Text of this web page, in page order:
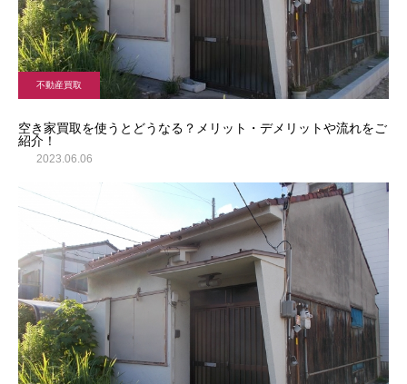
ウィズの利益還元
不動産買取
空き家買取を使うとどうなる？メリット・デメリットや流れをご
紹介！
2023.06.06